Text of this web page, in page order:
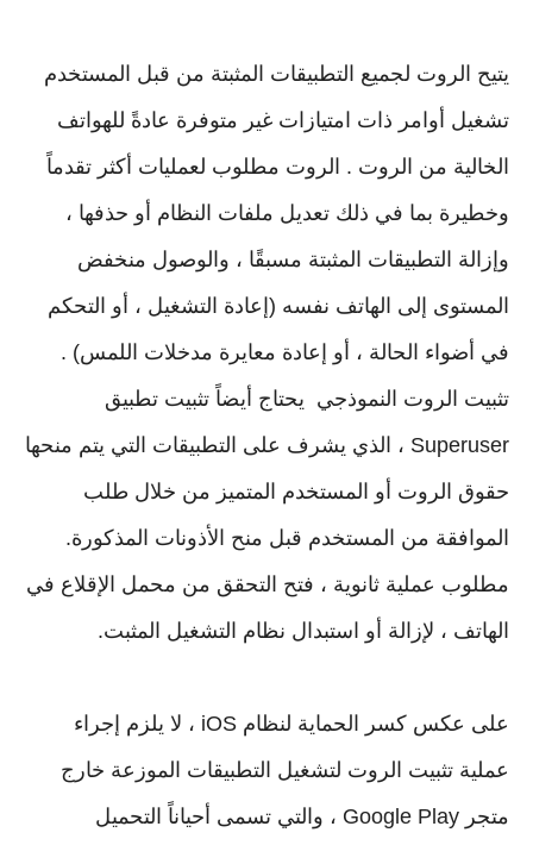
يتيح الروت لجميع التطبيقات المثبتة من قبل المستخدم
تشغيل أوامر ذات امتيازات غير متوفرة عادةً للهواتف
الخالية من الروت . الروت مطلوب لعمليات أكثر تقدماً
وخطيرة بما في ذلك تعديل ملفات النظام أو حذفها ،
وإزالة التطبيقات المثبتة مسبقًا ، والوصول منخفض
المستوى إلى الهاتف نفسه (إعادة التشغيل ، أو التحكم
في أضواء الحالة ، أو إعادة معايرة مدخلات اللمس) .
تثبيت الروت النموذجي يحتاج أيضاً تثبيت تطبيق
Superuser ، الذي يشرف على التطبيقات التي يتم منحها
حقوق الروت أو المستخدم المتميز من خلال طلب
الموافقة من المستخدم قبل منح الأذونات المذكورة.
مطلوب عملية ثانوية ، فتح التحقق من محمل الإقلاع في
الهاتف ، لإزالة أو استبدال نظام التشغيل المثبت.
على عكس كسر الحماية لنظام iOS ، لا يلزم إجراء
عملية تثبيت الروت لتشغيل التطبيقات الموزعة خارج
متجر Google Play ، والتي تسمى أحياناً التحميل